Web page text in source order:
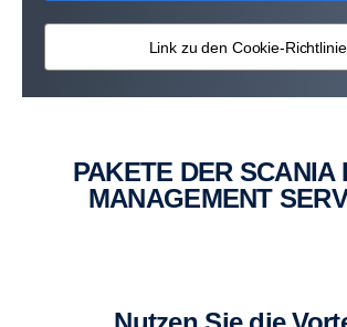
Link zu den Cookie-Richtlinie
PAKETE DER SCANIA FLEET
MANAGEMENT